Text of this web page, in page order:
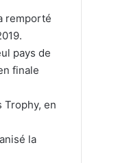
remporté
pays de
finale
Trophy, en
la